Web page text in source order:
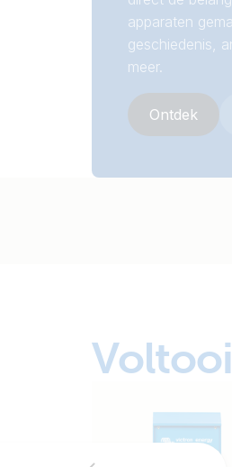
apparaten
geschiedenis,
meer.
Ontdek
Voltooi